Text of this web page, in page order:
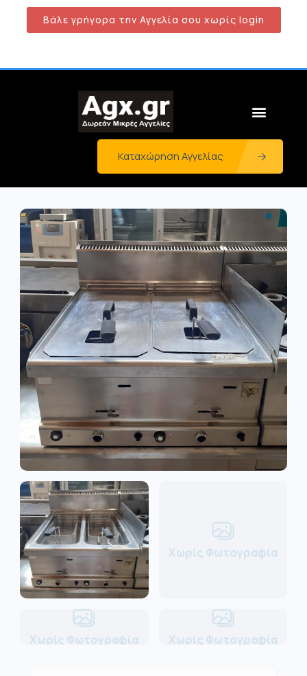
Βάλε γρήγορα την Αγγελία σου χωρίς login
Καταχώρηση Αγγελίας
Χωρίς Φωτογραφία
Χωρίς Φωτογραφία Χωρίς Φωτογραφία